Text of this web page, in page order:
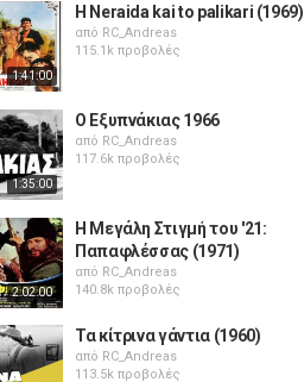
1:41:00
H Neraida kai to palikari (1969)
από RC_Andreas
115.1k προβολές
1:35:00
Ο Εξυπνάκιας 1966
από RC_Andreas
117.6k προβολές
2:02:00
Η Μεγάλη Στιγμή του '21:
Παπαφλέσσας (1971)
από RC_Andreas
140.8k προβολές
Τα κίτρινα γάντια (1960)
από RC_Andreas
113.5k προβολές